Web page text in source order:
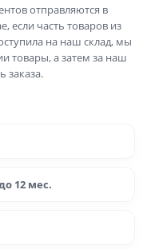
отправляются в
если часть товаров из
на наш склад, мы
товары, а затем за наш
заказа.
12 мес.